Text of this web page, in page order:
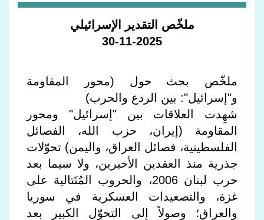
ملخّص التقدير الإسرائيلي
30-11-2025
ملخّص بحث حول (محور المقاومة
و"إسرائيل": بين الردع والحرب)
شهِدت العلاقات بين "إسرائيل" ومحور
المقاومة (إيران، حزب الله، الفصائل
الفلسطينية، فصائل العراق، واليمن) تحوّلات
جذرية منذ العقدين الأخيرين، ولا سيما بعد
حرب لبنان 2006، والحروب المُتَتالية على
غزة، والتصعيدات العسكرية في سوريا
والعراق؛ وصولاً إلى التحوّل الكبير بعد